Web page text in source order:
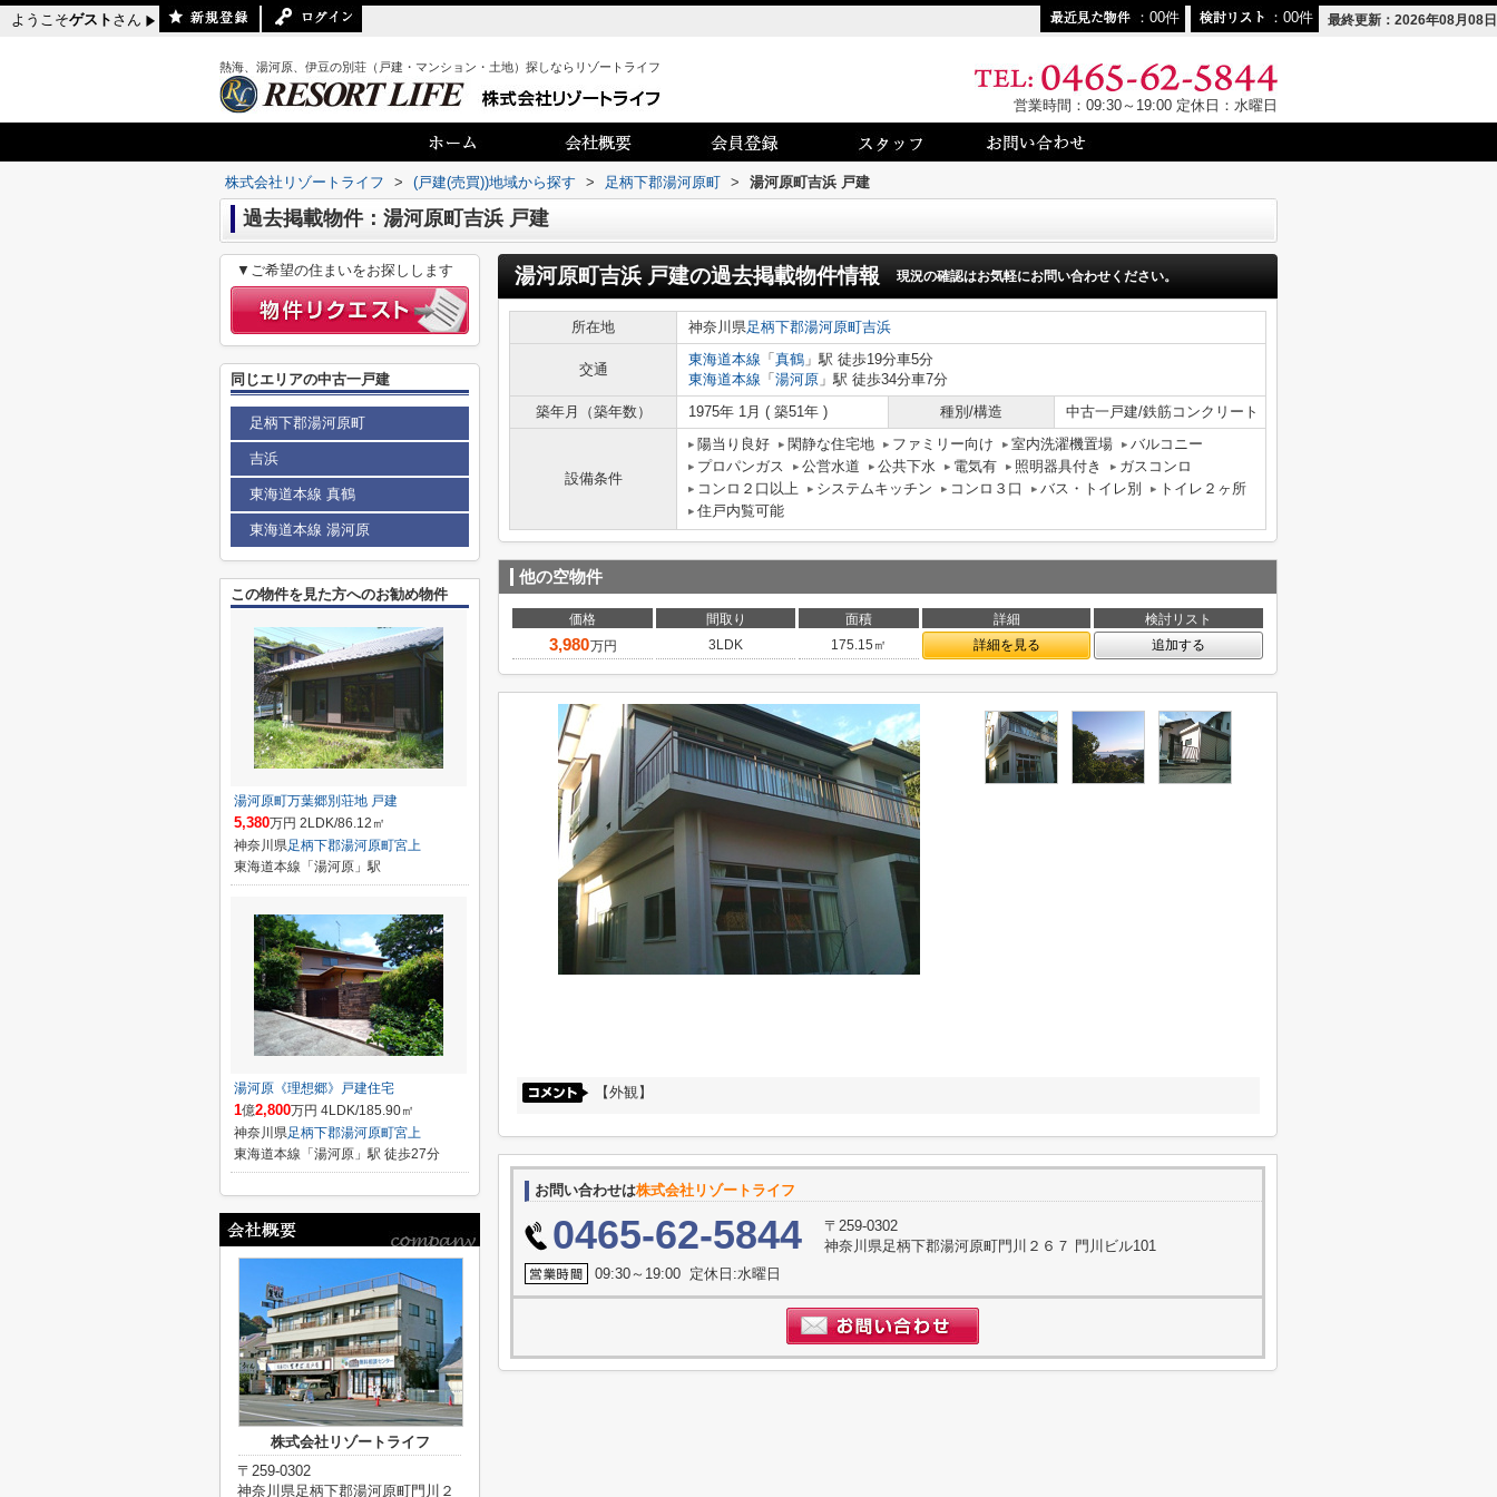
ようこそゲスト さん 00 00 最終更新：2026年08月08日
熱海、湯河原、伊豆の別荘（戸建・マンション・土地）探しならリゾートライフ
営業時間：09:30～19:00 定休日：水曜日
株式会社リゾートライフ > (戸建(売買))地域から探す > 足柄下郡湯河原町 > 湯河原町吉浜 戸建
過去掲載物件：湯河原町吉浜 戸建
湯河原町吉浜 戸建の過去掲載物件情報 現況の確認はお気軽にお問い合わせください。
所在地 神奈川県足柄下郡湯河原町吉浜
交通
東海道本線 「 真鶴 」駅 徒歩19分車5分
東海道本線 「 湯河原 」駅 徒歩34分車7分
築年月（築年数）
1975年 1月 ( 築51年 ) 種別/構造 中古一戸建/鉄筋コンクリート
設備条件
陽当り良好 閑静な住宅地 ファミリー向け 室内洗濯機置場
バルコニー
プロパンガス
公営水道 公共下水 電気有 照明器具付き
ガスコンロ
コンロ２口以上
システムキッチン コンロ３口 バス・トイレ別
トイレ２ヶ所
住戸内覧可能
他の空物件
価格 間取り 面積 詳細 検討リスト
3,980万円 3LDK 175.15㎡ 詳細を見る 追加する
【外観】
お問い合わせは株式会社リゾートライフ
0465-62-5844
〒259-0302
神奈川県足柄下郡湯河原町門川２６７ 門川ビル101
09:30～19:00 定休日:水曜日
▼ご希望の住まいをお探しします
同じエリアの中古一戸建
足柄下郡湯河原町
吉浜
東海道本線 真鶴
東海道本線 湯河原
この物件を見た方へのお勧め物件
湯河原町万葉郷別荘地 戸建
5,380万円 2LDK/86.12㎡
神奈川県足柄下郡湯河原町宮上
東海道本線「湯河原」駅
湯河原《理想郷》戸建住宅
1億2,800万円 4LDK/185.90㎡
神奈川県足柄下郡湯河原町宮上
東海道本線「湯河原」駅 徒歩27分
株式会社リゾートライフ
〒259-0302
神奈川県足柄下郡湯河原町門川２